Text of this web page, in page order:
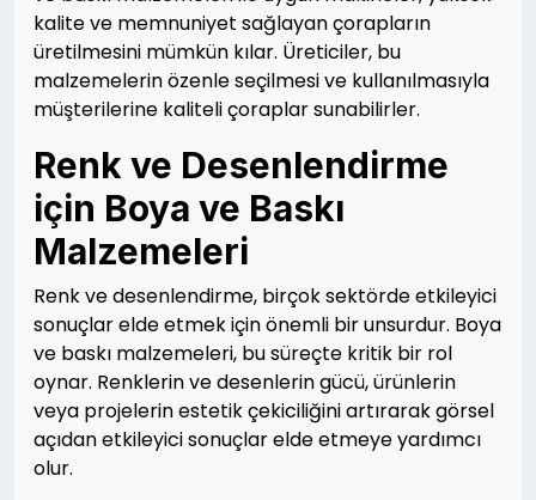
kalite ve memnuniyet sağlayan çorapların
üretilmesini mümkün kılar. Üreticiler, bu
malzemelerin özenle seçilmesi ve kullanılmasıyla
müşterilerine kaliteli çoraplar sunabilirler.
Renk ve Desenlendirme
için Boya ve Baskı
Malzemeleri
Renk ve desenlendirme, birçok sektörde etkileyici
sonuçlar elde etmek için önemli bir unsurdur. Boya
ve baskı malzemeleri, bu süreçte kritik bir rol
oynar. Renklerin ve desenlerin gücü, ürünlerin
veya projelerin estetik çekiciliğini artırarak görsel
açıdan etkileyici sonuçlar elde etmeye yardımcı
olur.